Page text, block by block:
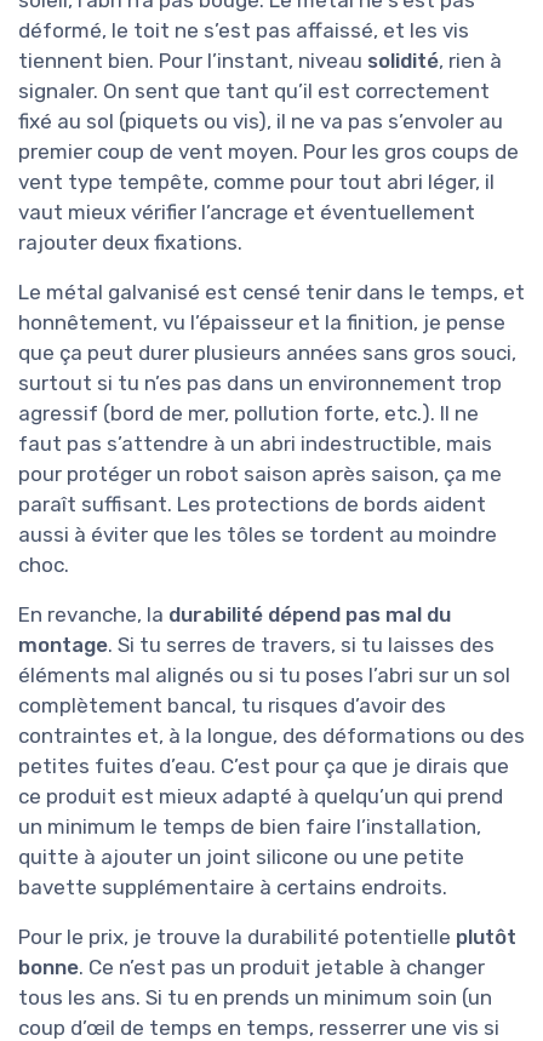
déformé, le toit ne s’est pas affaissé, et les vis
tiennent bien. Pour l’instant, niveau solidité, rien à
signaler. On sent que tant qu’il est correctement
fixé au sol (piquets ou vis), il ne va pas s’envoler au
premier coup de vent moyen. Pour les gros coups de
vent type tempête, comme pour tout abri léger, il
vaut mieux vérifier l’ancrage et éventuellement
rajouter deux fixations.
Le métal galvanisé est censé tenir dans le temps, et
honnêtement, vu l’épaisseur et la finition, je pense
que ça peut durer plusieurs années sans gros souci,
surtout si tu n’es pas dans un environnement trop
agressif (bord de mer, pollution forte, etc.). Il ne
faut pas s’attendre à un abri indestructible, mais
pour protéger un robot saison après saison, ça me
paraît suffisant. Les protections de bords aident
aussi à éviter que les tôles se tordent au moindre
choc.
En revanche, la durabilité dépend pas mal du
montage. Si tu serres de travers, si tu laisses des
éléments mal alignés ou si tu poses l’abri sur un sol
complètement bancal, tu risques d’avoir des
contraintes et, à la longue, des déformations ou des
petites fuites d’eau. C’est pour ça que je dirais que
ce produit est mieux adapté à quelqu’un qui prend
un minimum le temps de bien faire l’installation,
quitte à ajouter un joint silicone ou une petite
bavette supplémentaire à certains endroits.
Pour le prix, je trouve la durabilité potentielle plutôt
bonne. Ce n’est pas un produit jetable à changer
tous les ans. Si tu en prends un minimum soin (un
coup d’œil de temps en temps, resserrer une vis si